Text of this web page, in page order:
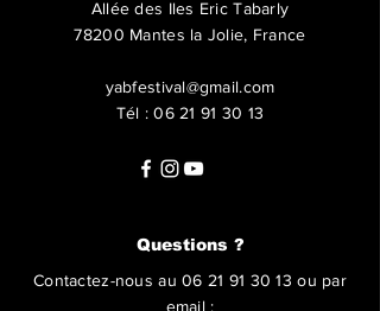
Allée des Iles Eric Tabarly
78200 Mantes la Jolie, France
yabfestival@gmail.com
Tél :06 21 91 30 13
Questions ?
Contactez-nous au06 21 91 30 13 ou par
email :